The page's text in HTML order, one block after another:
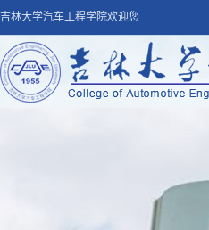
吉林大学汽车工程学院欢迎您